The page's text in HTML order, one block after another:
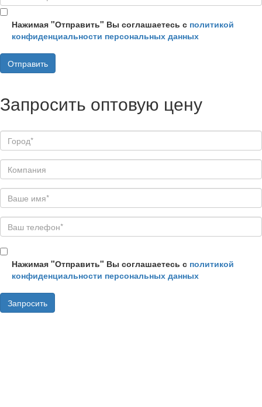
Нажимая "Отправить" Вы соглашаетесь с политикой
конфиденциальности персональных данных
Запросить оптовую цену
Нажимая "Отправить" Вы соглашаетесь с политикой
конфиденциальности персональных данных